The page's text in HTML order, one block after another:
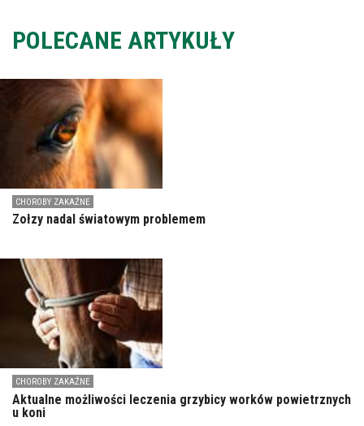
POLECANE ARTYKUŁY
CHOROBY ZAKAŹNE
Zołzy nadal światowym problemem
CHOROBY ZAKAŹNE
Aktualne możliwości leczenia grzybicy worków powietrznych
u koni